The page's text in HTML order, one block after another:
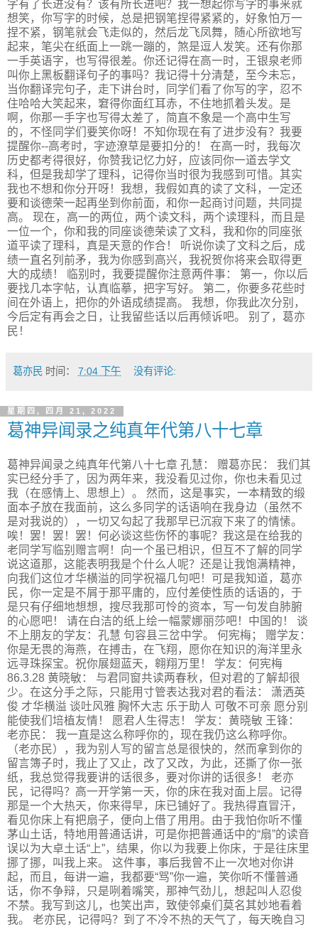
字有了长进没有？该有所长进吧？我一想起你写字的事来就
想笑，你写字的时候，总是把钢笔捏得紧紧的，好象怕万一
捏不紧，钢笔就会飞走似的，然后龙飞凤舞，随心所欲地写
起来，笔尖在纸面上一跳一蹦的，煞是逗人发笑。还有你那
一手英语字，也写得很差。你还记得在高一时，王银泉老师
叫你上黑板翻译句子的事吗？我记得十分清楚，至今未忘，
当你翻译完句子，走下讲台时，同学们看了你写的字，忍不
住哈哈大笑起来，窘得你面红耳赤，不住地抓着头发。是
啊，你那一手字也写得太差了，简直不象是一个高中生写
的，不怪同学们要笑你呀！不知你现在有了进步没有？我要
提醒你--高考时，字迹潦草是要扣分的！ 在高一时，我每次
历史都考得很好，你赞我记忆力好，应该同你一道去学文
科，但是我却学了理科，记得你当时很为我感到可惜。其实
我也不想和你分开呀！我想，我假如真的读了文科，一定还
要和谈德荣一起再坐到你前面，和你一起商讨问题，共同提
高。 现在，高一的两位，两个读文科，两个读理科，而且是
一位一个，你和我的同座谈德荣读了文科，我和你的同座张
道平读了理科，真是天意的作合！ 听说你读了文科之后，成
绩一直名列前矛，我为你感到高兴，我祝贺你将来会取得更
大的成绩！ 临别时，我要提醒你注意两件事： 第一，你以后
要找几本字帖，认真临摹，把字写好。 第二，你要多花些时
间在外语上，把你的外语成绩提高。 我想，你我此次分别，
今后定有再会之日，让我留些话以后再倾诉吧。 别了，葛亦
民！
葛亦民 时间： 7:04 下午 没有评论:
星期四, 四月 21, 2022
葛神异闻录之纯真年代第八十七章
葛神异闻录之纯真年代第八十七章 孔慧： 赠葛亦民： 我们其
实已经分手了，因为两年来，我没看见过你，你也未看见过
我（在感情上、思想上）。 然而，这是事实，一本精致的缎
面本子放在我面前，这么多同学的话语响在我身边（虽然不
是对我说的），一切又勾起了我那早已沉寂下来了的情愫。
唉！罢！罢！罢！何必谈这些伤怀的事呢？我这是在给我的
老同学写临别赠言啊！向一个虽已相识，但互不了解的同学
说这道那，这能表明我是个什么人呢？还是让我饱满精神，
向我们这位才华横溢的同学祝福几句吧！可是我知道，葛亦
民，你一定是不屑于那平庸的，应付差使性质的话语的，于
是只有仔细地想想，搜尽我那可怜的资本，写一句发自肺腑
的心愿吧！ 请在白洁的纸上绘一幅蒙娜丽莎吧！中国的！ 谈
不上朋友的学友：孔慧 句容县三岔中学。 何宪梅； 赠学友：
你是无畏的海燕，在搏击，在飞翔，愿你在知识的海洋里永
远寻珠探宝。祝你展翅蓝天，翱翔万里！ 学友：何宪梅
86.3.28 黄晓敏： 与君同窗共读两春秋，但对君的了解却很
少。在这分手之际，只能用寸管表达我对君的看法： 潇洒英
俊 才华横溢 谈吐风雅 胸怀大志 乐于助人 可敬不可亲 愿分别
能使我们培植友情！ 愿君人生得志！ 学友：黄晓敏 王锋：
老亦民： 我一直是这么称呼你的，现在我仍这么称呼你。
（老亦民），我为别人写的留言总是很快的，然而拿到你的
留言簿子时，我止了又止，改了又改，为此，还撕了你一张
纸，我总觉得我要讲的话很多，要对你讲的话很多！ 老亦
民，记得吗？高一开学第一天，你的床在我对面上层。记得
那是一个大热天，你来得早，床已铺好了。我热得直冒汗，
看见你床上有把扇子，便向上借了用用。由于我怕你听不懂
茅山土话，特地用普通话讲，可是你把普通话中的“扇”的读音
误以为大卓土话“上”，结果，你以为我要上你床，于是往床里
挪了挪，叫我上来。 这件事，事后我曾不止一次地对你讲
起，而且，每讲一遍，我都要“骂”你一遍，笑你听不懂普通
话，你不争辩，只是咧着嘴笑，那神气劲儿，想起叫人忍俊
不禁。我写到这儿，也笑出声，致使邻桌们莫名其妙地看着
我。 老亦民，记得吗？到了不冷不热的天气了，每天晚自习